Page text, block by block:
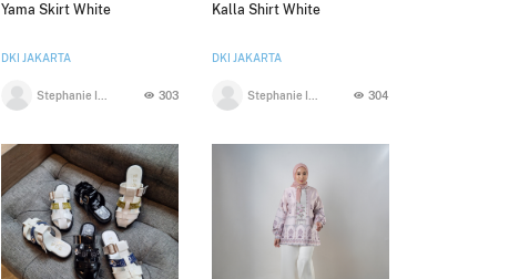
Yama Skirt White
DKI JAKARTA
303
Kalla Shirt White
DKI JAKARTA
304